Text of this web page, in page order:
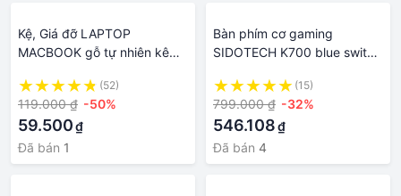
Kệ, Giá đỡ LAPTOP
MACBOOK gỗ tự nhiên kê
14inch, 13inch để bàn 2 tầng
kê gọn bàn phím rời
(52)
119.000 ₫ -50%
59.500₫
Đã bán 1
Bàn phím cơ gaming
SIDOTECH K700 blue switch
led RGB núm xoay điều
chỉnh ánh sáng âm lượng
hành trình phím vừa tay giúp
chơi game đánh máy nhanh
không delay pc laptop -
(15)
799.000 ₫ -32%
546.108₫
Đã bán 4